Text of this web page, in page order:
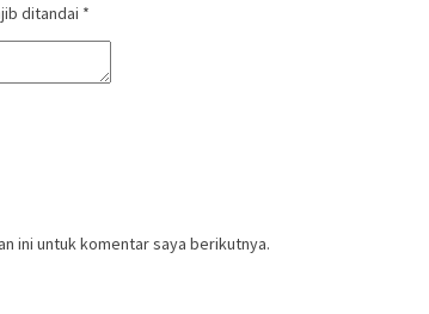
ditandai *
ini untuk komentar saya berikutnya.